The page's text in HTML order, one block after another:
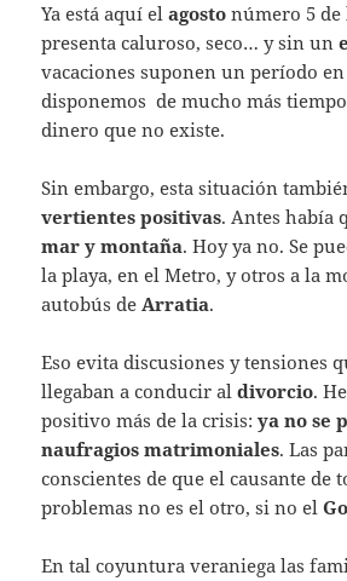
Ya está aquí elagosto número 5 de
presenta caluroso, seco… y sin un
vacaciones suponen un período
disponemos de mucho más
dinero que no existe.
Sin embargo, esta situación
vertientes positivas. Antes había
mar y montaña. Hoy ya no. Se
la playa, en el Metro, y otros a la
autobús de Arratia.
Eso evita discusiones y tensiones
llegaban a conducir aldivorcio.
positivo más de la crisis:ya no se
naufragios matrimoniales. Las
conscientes de que el causante de
problemas no es el otro, si no el
En tal coyuntura veraniega las